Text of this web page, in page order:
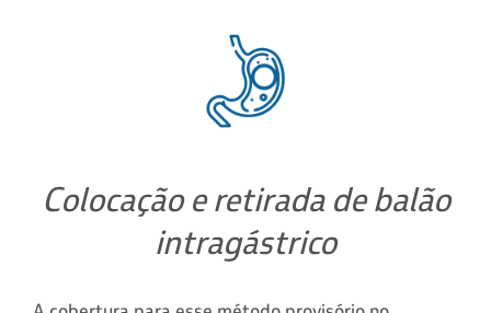
Colocação e retirada de balão
intragástrico